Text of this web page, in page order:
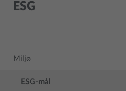
ESG
Miljø
ESG-mål